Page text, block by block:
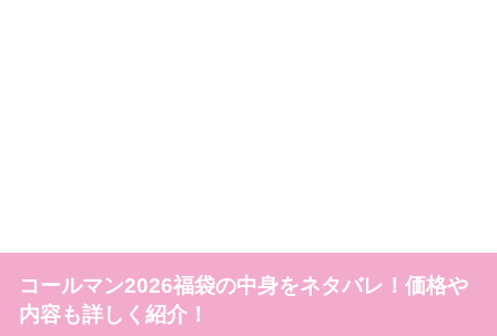
コールマン2026福袋の中身をネタバレ！価格や
内容も詳しく紹介！